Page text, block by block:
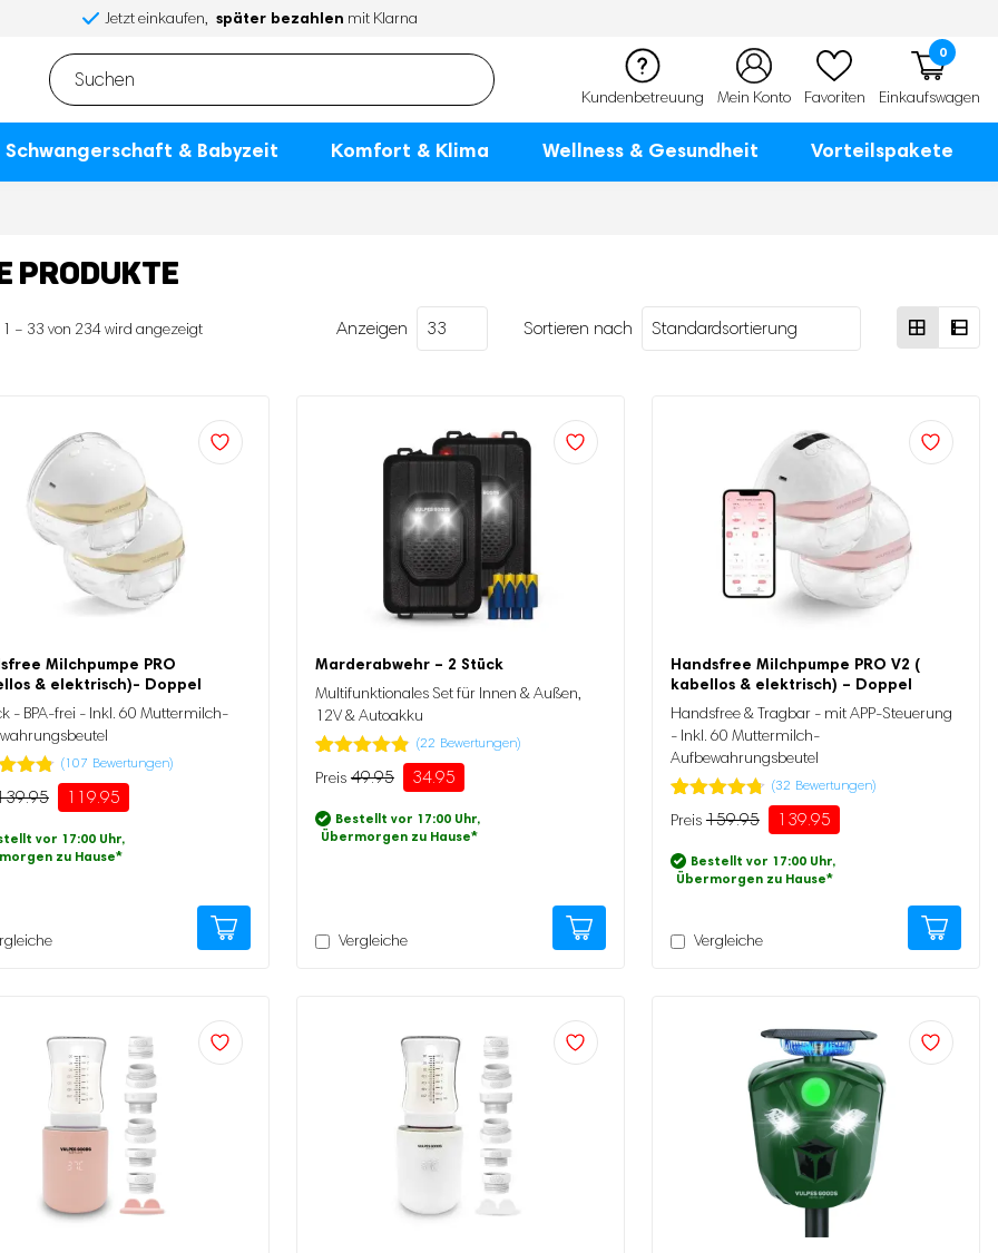
Jetzt einkaufen, später bezahlen mit Klarna
Kundenbetreuung Mein Konto Favoriten
0
Einkaufswagen
Schwangerschaft & Babyzeit Komfort & Klima Wellness & Gesundheit Vorteilspakete
PRODUKTE
Sortieren nach
Anzeigen
Milchpumpe PRO
& elektrisch)- Doppel
- BPA-frei - Inkl. 60 Muttermilch-
4.73
(107 Bewertungen)
119.95
vor 17:00 Uhr,
zu Hause*
Marderabwehr – 2 Stück
Multifunktionales Set für Innen & Außen,
12V & Autoakku
Bewertet
mit4.82
basierend
auf
22
(22 Bewertungen)
49.95
Ursprünglicher
war:
49.95
34.95
Aktueller
ist:
34.95.
Bestellt vor 17:00 Uhr,
Übermorgen zu Hause*
Vergleiche
Handsfree Milchpumpe PRO V2 (
kabellos & elektrisch) – Doppel
Handsfree & Tragbar - mit APP-Steuerung
- Inkl. 60 Muttermilch-
Aufbewahrungsbeutel
Bewertet
mit4.72
basierend
auf
32
(32 Bewertungen)
159.95
Ursprünglicher
war:
159.95
139.95
Aktueller
ist:
139.95.
Bestellt vor 17:00 Uhr,
Übermorgen zu Hause*
Vergleiche
1 – 33 von 234 wird angezeigtNach